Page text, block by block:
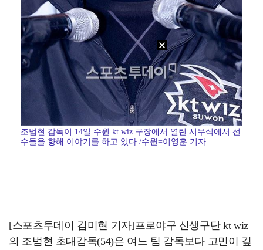
조범현 감독이 14일 수원 kt wiz 구장에서 열린 시무식에서 선
수들을 향해 이야기를 하고 있다./수원=이영훈 기자
[스포츠투데이 김미현 기자]프로야구 신생구단 kt wiz
의 조범현 초대감독(54)은 여느 팀 감독보다 고민이 깊